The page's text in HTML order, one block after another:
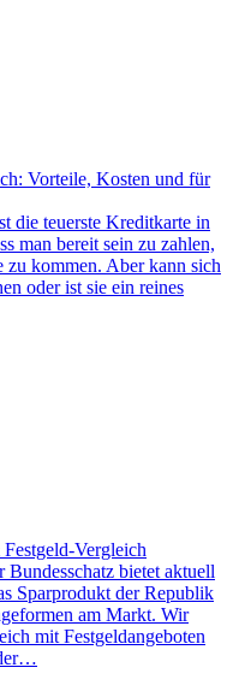
Vorteile, Kosten und für
die teuerste Kreditkarte in
man bereit sein zu zahlen,
zu kommen. Aber kann sich
oder ist sie ein reines
Vergleich
bietet aktuell
Sparprodukt der Republik
am Markt. Wir
mit Festgeldangeboten